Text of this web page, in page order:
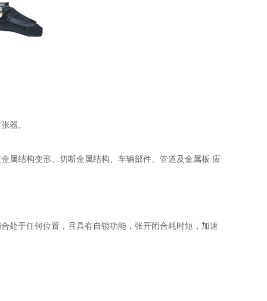
器。
属结构变形、 切断金属结构、车辆部件、管道及金属板 应
处于任何位置，且具有自锁功能，张开闭合耗时短，加速